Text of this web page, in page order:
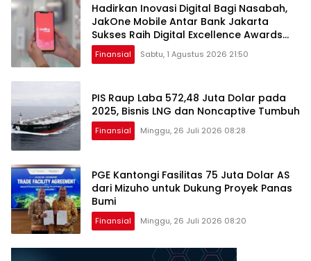
Hadirkan Inovasi Digital Bagi Nasabah,
JakOne Mobile Antar Bank Jakarta
Sukses Raih Digital Excellence Awards
2026
Finansial Sabtu, 1 Agustus 2026 21:50
PIS Raup Laba 572,48 Juta Dolar pada
2025, Bisnis LNG dan Noncaptive Tumbuh
Finansial Minggu, 26 Juli 2026 08:28
PGE Kantongi Fasilitas 75 Juta Dolar AS
dari Mizuho untuk Dukung Proyek Panas
Bumi
Finansial Minggu, 26 Juli 2026 08:20